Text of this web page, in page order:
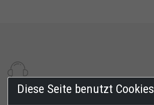
Kundenservice und Bestellungen
Diese Seite benutzt Cookies